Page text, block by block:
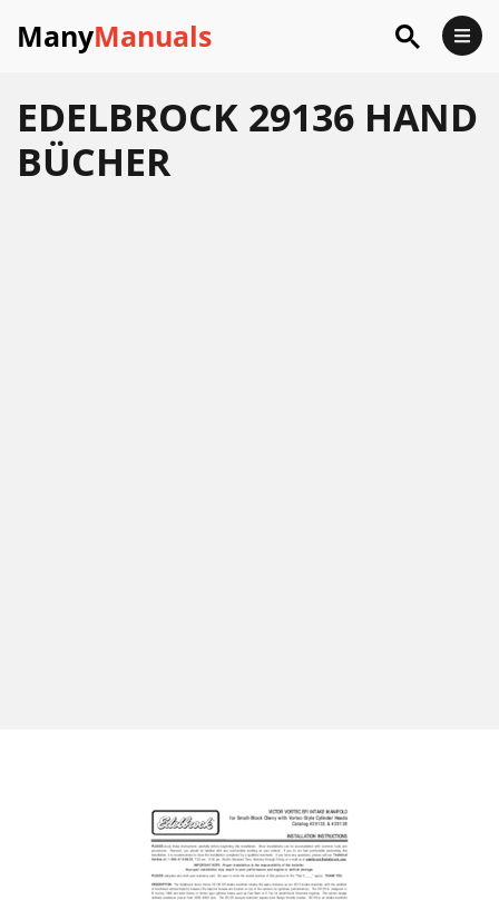
ManyManuals
EDELBROCK 29136 HAND
BÜCHER